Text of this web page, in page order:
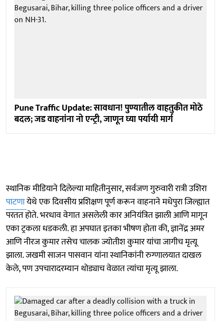
Pune Traffic Update: सावधान! पुण्यातील वाहतुकीत मोठे
बदल; जड वाहनांना नो एन्ट्री, जाणून घ्या पर्यायी मार्ग
स्थानिक मीडियाने दिलेल्या माहितीनुसार, सर्वजण गुरुवारी रात्री उशिरा
पाटणायेथे एक दिवसीय प्रशिक्षण पूर्ण करून वाहनाने मधेपुरा जिल्ह्यात
परतत होते. भरधाव वेगात असलेली कार अनियंत्रित झाली आणि मागून
एका ट्रकला धडकली. हा अपघात इतका भीषण होता की, ज्ञानेंद्र अमर
आणि नीरज कुमार तसेच चालक ज्योतीश कुमार यांचा जागीच मृत्यू
झाला. जखमी साजन पासवान यांना स्थानिकांनी रुग्णालयात दाखल
केले, पण उपचारादरम्यान थोड्याच वेळात त्यांचा मृत्यू झाला.